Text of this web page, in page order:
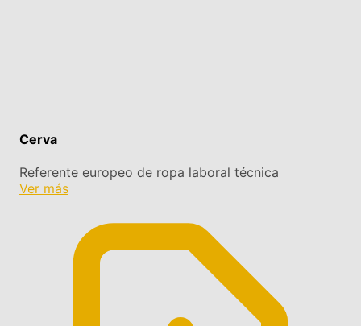
Cerva
Referente europeo de ropa laboral técnica
Ver más